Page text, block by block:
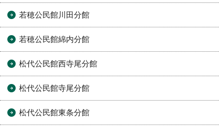
若穂公民館川田分館
若穂公民館綿内分館
松代公民館西寺尾分館
松代公民館寺尾分館
松代公民館東条分館